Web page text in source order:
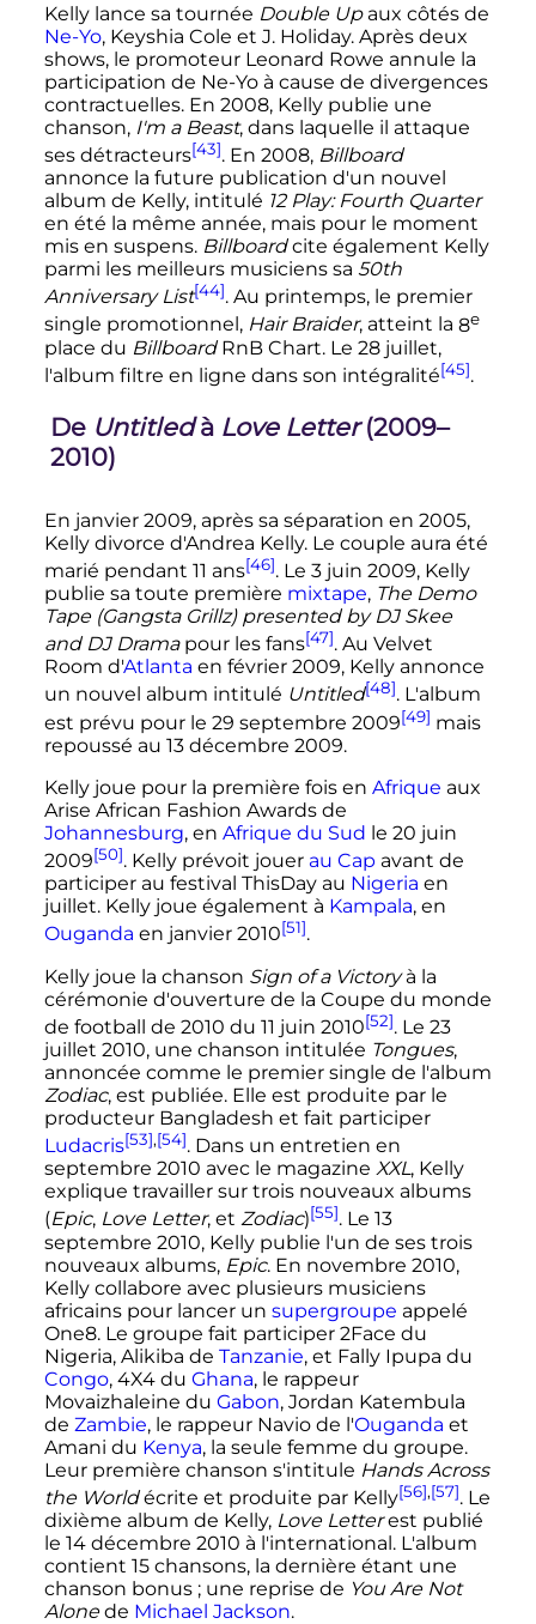
Kelly lance sa tournée Double Upaux côtés de
Ne-Yo, Keyshia Cole et J. Holiday. Après deux
shows, le promoteur Leonard Rowe annule la
participation de Ne-Yo à cause de divergences
contractuelles. En 2008, Kelly publie une
chanson, I'm a Beast, dans laquelle il attaque
ses détracteurs[43]. En 2008, Billboard
annonce la future publication d'un nouvel
album de Kelly, intitulé 12 Play: Fourth Quarter
en été la même année, mais pour le moment
mis en suspens. Billboardcite également Kelly
parmi les meilleurs musiciens sa 50th
Anniversary List[44]. Au printemps, le premier
single promotionnel, Hair Braider, atteint la 8e
place du BillboardRnB Chart. Le 28 juillet,
l'album filtre en ligne dans son intégralité[45].
De Untitledà Love Letter(2009–
2010)
En janvier 2009, après sa séparation en 2005,
Kelly divorce d'Andrea Kelly. Le couple aura été
marié pendant 11 ans[46]. Le 3 juin 2009, Kelly
publie sa toute première mixtape, The Demo
Tape (Gangsta Grillz) presented by DJ Skee
and DJ Dramapour les fans[47]. Au Velvet
Room d'Atlanta en février 2009, Kelly annonce
un nouvel album intitulé Untitled[48]. L'album
est prévu pour le 29 septembre 2009[49] mais
repoussé au 13 décembre 2009.
Kelly joue pour la première fois en Afrique aux
Arise African Fashion Awards de
Johannesburg, en Afrique du Sud le 20 juin
2009[50]. Kelly prévoit jouer au Cap avant de
participer au festival ThisDay au Nigeria en
juillet. Kelly joue également à Kampala, en
Ouganda en janvier 2010[51].
Kelly joue la chanson Sign of a Victoryà la
cérémonie d'ouverture de la Coupe du monde
de football de 2010 du 11 juin 2010[52]. Le 23
juillet 2010, une chanson intitulée Tongues,
annoncée comme le premier single de l'album
Zodiac, est publiée. Elle est produite par le
producteur Bangladesh et fait participer
Ludacris[53],[54]. Dans un entretien en
septembre 2010 avec le magazine XXL, Kelly
explique travailler sur trois nouveaux albums
(Epic, Love Letter, et Zodiac)[55]. Le 13
septembre 2010, Kelly publie l'un de ses trois
nouveaux albums, Epic. En novembre 2010,
Kelly collabore avec plusieurs musiciens
africains pour lancer un supergroupe appelé
One8. Le groupe fait participer 2Face du
Nigeria, Alikiba de Tanzanie, et Fally Ipupa du
Congo, 4X4 du Ghana, le rappeur
Movaizhaleine du Gabon, Jordan Katembula
de Zambie, le rappeur Navio de l'Ouganda et
Amani du Kenya, la seule femme du groupe.
Leur première chanson s'intitule Hands Across
the Worldécrite et produite par Kelly[56],[57]. Le
dixième album de Kelly, Love Letterest publié
le 14 décembre 2010 à l'international. L'album
contient 15 chansons, la dernière étant une
chanson bonus ; une reprise de You Are Not
Alonede Michael Jackson.